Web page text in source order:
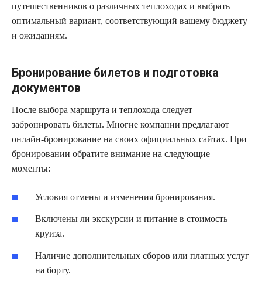
путешественников о различных теплоходах и выбрать
оптимальный вариант, соответствующий вашему бюджету
и ожиданиям.
Бронирование билетов и подготовка
документов
После выбора маршрута и теплохода следует
забронировать билеты. Многие компании предлагают
онлайн-бронирование на своих официальных сайтах. При
бронировании обратите внимание на следующие
моменты:
Условия отмены и изменения бронирования.
Включены ли экскурсии и питание в стоимость
круиза.
Наличие дополнительных сборов или платных услуг
на борту.